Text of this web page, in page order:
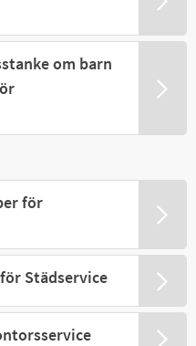
om barn
för
Städservice